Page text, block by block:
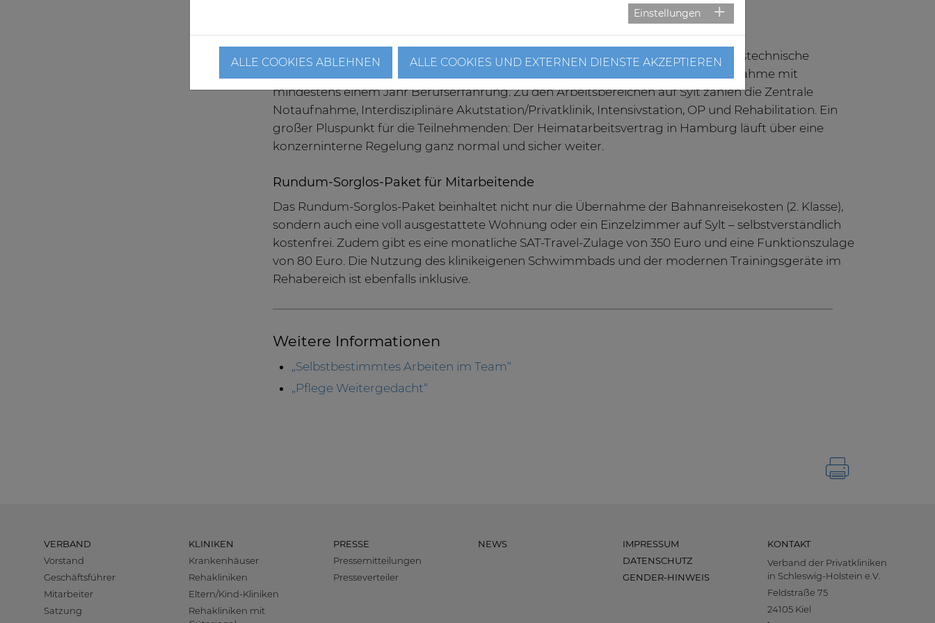
Das Angebot richtet sich an examinierte Pflegefachkräfte, Pain Nurses, operationstechnische
Assistenten (kurz OTA) sowie medizinische Fachangestellte (MFA) für die Notaufnahme mit
mindestens einem Jahr Berufserfahrung. Zu den Arbeitsbereichen auf Sylt zählen die Zentrale
Notaufnahme, Interdisziplinäre Akutstation/Privatklinik, Intensivstation, OP und Rehabilitation. Ein
großer Pluspunkt für die Teilnehmenden: Der Heimatarbeitsvertrag in Hamburg läuft über eine
konzerninterne Regelung ganz normal und sicher weiter.
Rundum-Sorglos-Paket für Mitarbeitende
Das Rundum-Sorglos-Paket beinhaltet nicht nur die Übernahme der Bahnanreisekosten (2. Klasse),
sondern auch eine voll ausgestattete Wohnung oder ein Einzelzimmer auf Sylt – selbstverständlich
kostenfrei. Zudem gibt es eine monatliche SAT-Travel-Zulage von 350 Euro und eine Funktionszulage
von 80 Euro. Die Nutzung des klinikeigenen Schwimmbads und der modernen Trainingsgeräte im
Rehabereich ist ebenfalls inklusive.
Weitere Informationen
„Selbstbestimmtes Arbeiten im Team“
„Pflege Weitergedacht“
VERBAND
Vorstand
Geschäftsführer
Mitarbeiter
Satzung
KLINIKEN
Krankenhäuser
Rehakliniken
Eltern/Kind-Kliniken
Rehakliniken mit
PRESSE
Pressemitteilungen
Presseverteiler
NEWS
KONTAKT
Verband der Privatkliniken
in Schleswig-Holstein e.V.
Feldstraße 75
24105 Kiel
IMPRESSUM
DATENSCHUTZ
GENDER-HINWEIS
Einstellungen
ALLE COOKIES ABLEHNEN ALLE COOKIES UND EXTERNEN DIENSTE AKZEPTIEREN